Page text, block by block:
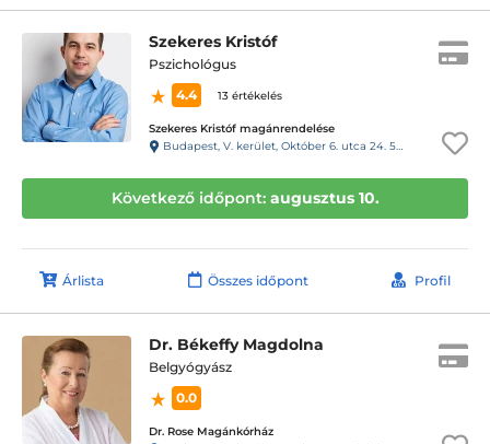
Szekeres Kristóf
Pszichológus
4.4
13 értékelés
Szekeres Kristóf magánrendelése
Budapest, V. kerület, Október 6. utca 24. 54-es kapucsengő
Következő időpont: augusztus 10.
Árlista Összes időpont Profil
Dr. Békeffy Magdolna
Belgyógyász
0.0
Dr. Rose Magánkórház